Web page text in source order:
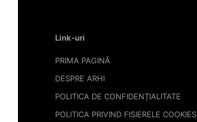
Link-uri
PRIMA PAGINĂ
DESPRE ARHI
POLITICA DE CONFIDENȚIALITATE
POLITICA PRIVIND FISIERELE COOKIES